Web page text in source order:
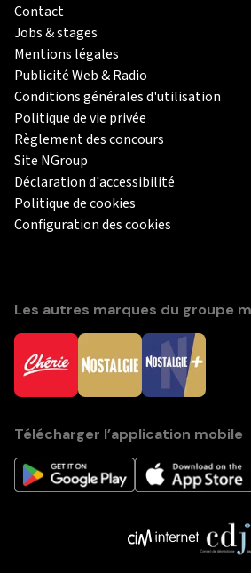
Contact
Jobs & stages
Mentions légales
Publicité Web & Radio
Conditions générales d'utilisation
Politique de vie privée
Règlement des concours
Site NGroup
Déclaration d'accessibilité
Politique de cookies
Configuration des cookies
Les autres marques du groupe
Télécharger l’application mobile